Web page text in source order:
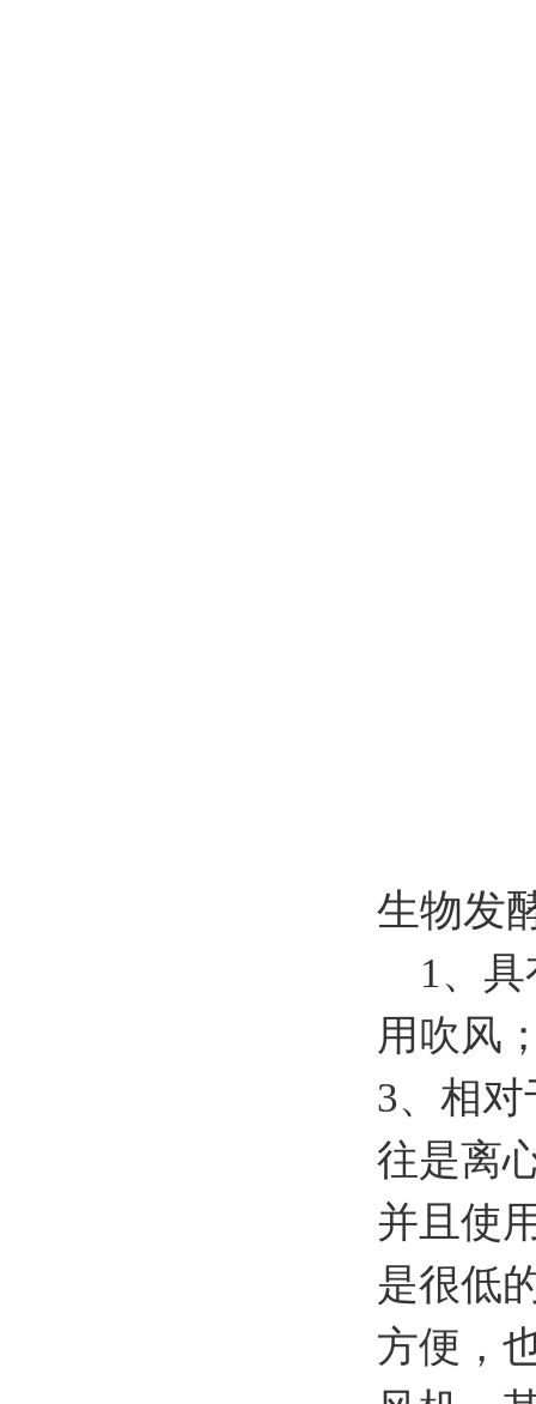
生物发
1、具
用吹风
3、相
往是离
并且使
是很低
方便，